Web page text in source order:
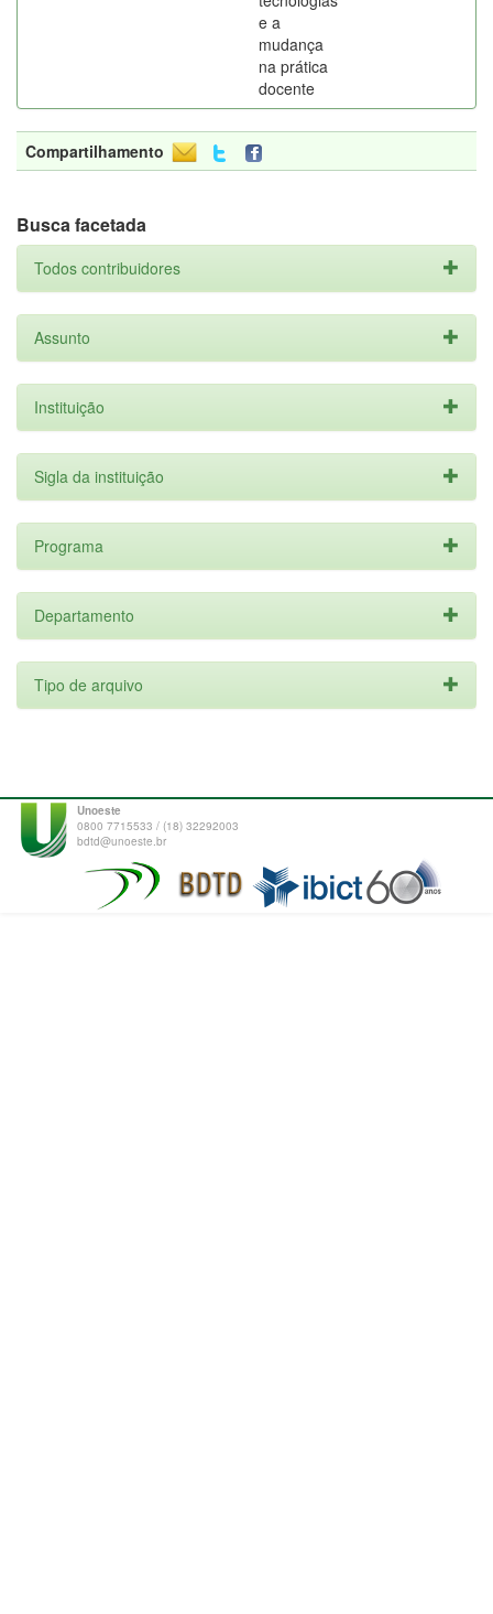
e a
mudança
na prática
docente
Compartilhamento
Busca facetada
Todos contribuidores
Assunto
Instituição
Sigla da instituição
Programa
Departamento
Tipo de arquivo
Unoeste
0800 7715533 / (18) 32292003
bdtd@unoeste.br